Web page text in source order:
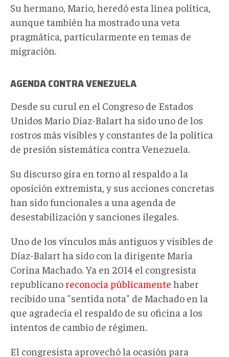
Su hermano, Mario, heredó esta línea política,
aunque también ha mostrado una veta
pragmática, particularmente en temas de
migración.
AGENDA CONTRA VENEZUELA
Desde su curul en el Congreso de Estados
Unidos Mario Díaz-Balart ha sido uno de los
rostros más visibles y constantes de la política
de presión sistemática contra Venezuela.
Su discurso gira en torno al respaldo a la
oposición extremista , y sus acciones concretas
han sido funcionales a una agenda de
desestabilización y sanciones ilegales.
Uno de los vínculos más antiguos y visibles de
Díaz-Balart ha sido con la dirigente María
Corina Machado. Ya en 2014 el congresista
republicano reconocía públicamente haber
recibido una "sentida nota" de Machado en la
que agradecía el respaldo de su oficina a los
intentos de cambio de régimen.
El congresista aprovechó la ocasión para